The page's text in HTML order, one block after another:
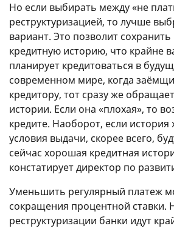
Но если выбирать между «не
реструктуризацией, то лучше
вариант. Это позволит
кредитную историю, что крайне
планирует кредитоваться в
современном мире, когда
кредитору, тот сразу же
истории. Если она «плохая», то
кредите. Наоборот, если история
условия выдачи, скорее всего,
сейчас хорошая кредитная
констатирует директор по
Уменьшить регулярный платеж
сокращения процентной ставки.
реструктуризации банки идут